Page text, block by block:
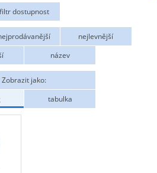
materiál a příslušenství
filtr dostupnost
nejlevnější
název
Zobrazit jako:
tabulka